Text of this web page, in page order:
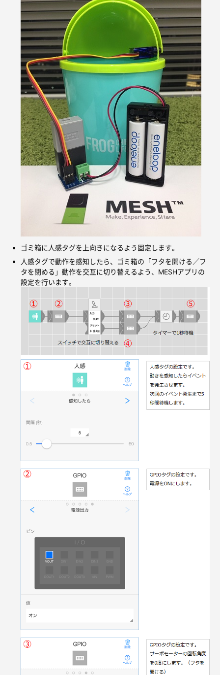
ゴミ箱に人感タグを上向きになるよう固定します。
人感タグで動作を感知したら、ゴミ箱の「フタを開ける／フ
タを閉める」動作を交互に切り替えるよう、MESHアプリの
設定を行います。